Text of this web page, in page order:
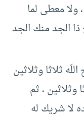
ولا معطى لما
ذا الجد منك الجد
ثلاثا وثلاثين
وثلاثين ، ثم
لا شريك له